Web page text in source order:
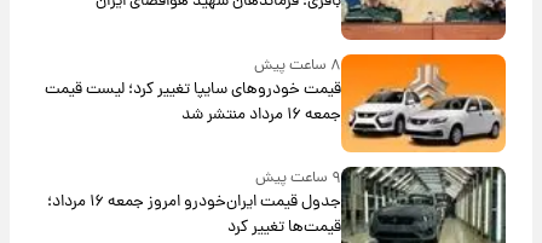
۸ ساعت پیش
قیمت خودروهای سایپا تغییر کرد؛ لیست قیمت
جمعه ۱۶ مرداد منتشر شد
۹ ساعت پیش
جدول قیمت ایران‌خودرو امروز جمعه ۱۶ مرداد؛
قیمت‌ها تغییر کرد